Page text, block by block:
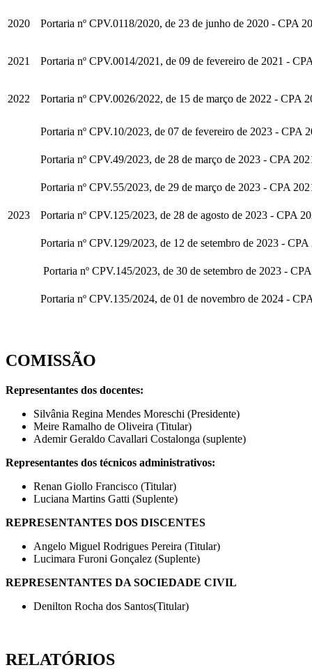
2020 Portaria nº CPV.0118/2020, de 23 de junho de 2020 - CPA
2021 Portaria nº CPV.0014/2021, de 09 de fevereiro de 2021 -
2022 Portaria nº CPV.0026/2022, de 15 de março de 2022 - CPA
2023
Portaria nº CPV.10/2023, de 07 de fevereiro de 2023 - CPA
Portaria nº CPV.49/2023, de 28 de março de 2023 - CPA
Portaria nº CPV.55/2023, de 29 de março de 2023 - CPA
Portaria nº CPV.125/2023, de 28 de agosto de 2023 - CPA
Portaria nº CPV.129/2023, de 12 de setembro de 2023 -
Portaria nº CPV.145/2023, de 30 de setembro de 2023 -
Portaria nº CPV.135/2024, de 01 de novembro de 2024 -
COMISSÃO
Representantes dos docentes:
Silvânia Regina Mendes Moreschi (Presidente)
Meire Ramalho de Oliveira (Titular)
Ademir Geraldo Cavallari Costalonga (suplente)
Representantes dos técnicos administrativos:
Renan Giollo Francisco (Titular)
Luciana Martins Gatti (Suplente)
REPRESENTANTES DOS DISCENTES
Angelo Miguel Rodrigues Pereira (Titular)
Lucimara Furoni Gonçalez (Suplente)
REPRESENTANTES DA SOCIEDADE CIVIL
Denilton Rocha dos Santos(Titular)
RELATÓRIOS